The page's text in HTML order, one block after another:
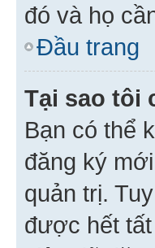
đó và họ
Đầu trang
Tại sao tôi
Bạn có thể
đăng ký
quản trị.
được hết